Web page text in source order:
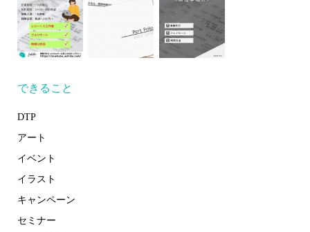
できること
DTP
アート
イベント
イラスト
キャンペーン
セミナー